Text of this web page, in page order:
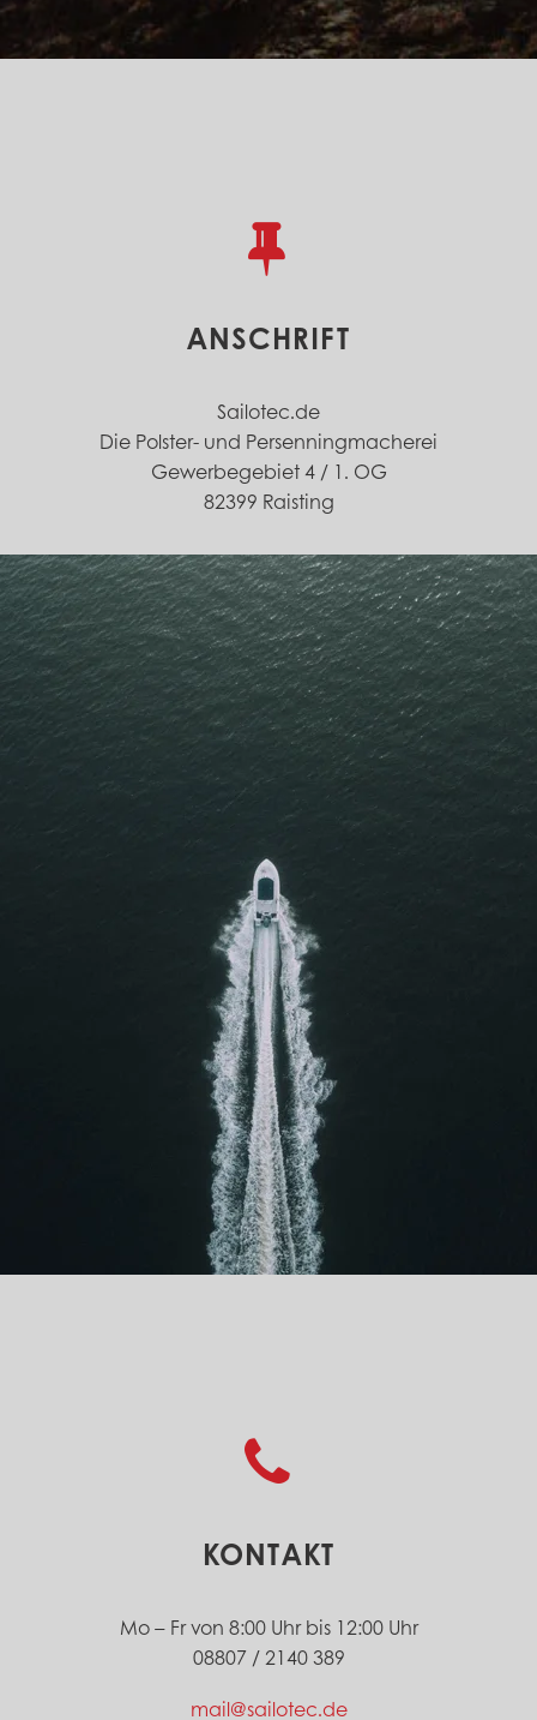


ANSCHRIFT
Sailotec.de
Die Polster- und Persenningmacherei
Gewerbegebiet 4 / 1. OG
82399 Raisting


KONTAKT
Mo – Fr von 8:00 Uhr bis 12:00 Uhr
08807 / 2140 389
mail@sailotec.de